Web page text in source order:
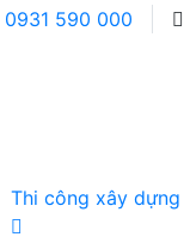
0931 590 000
Thi công xây dựng